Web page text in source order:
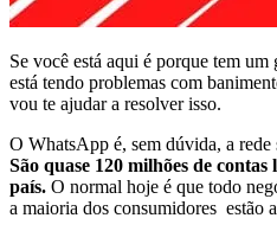
Se você está aqui é porque tem
está tendo problemas com
vou te ajudar a resolver isso.
O WhatsApp é, sem dúvida, a
São quase 120 milhões de
país. O normal hoje é que todo
a maioria dos consumidores estão